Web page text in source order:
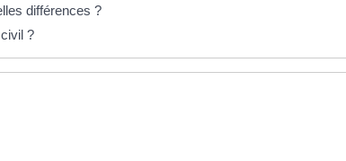
différences ?
?